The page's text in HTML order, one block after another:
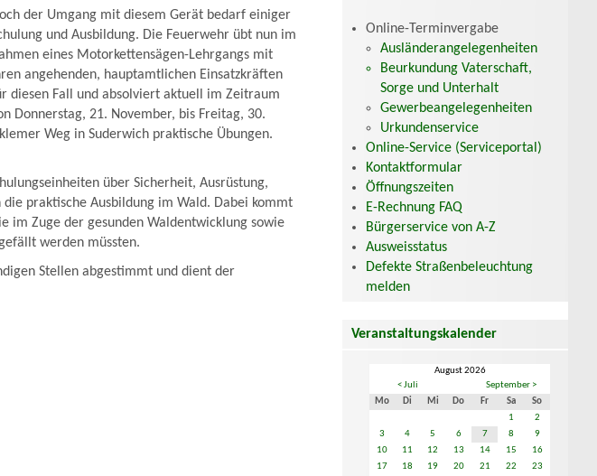
der Umgang mit diesem Gerät bedarf einiger
und Ausbildung. Die Feuerwehr übt nun im
eines Motorkettensägen-Lehrgangs mit
angehenden, hauptamtlichen Einsatzkräften
diesen Fall und absolviert aktuell im Zeitraum
Donnerstag, 21. November, bis Freitag, 30.
Weg in Suderwich praktische Übungen.
über Sicherheit, Ausrüstung,
praktische Ausbildung im Wald. Dabei kommt
im Zuge der gesunden Waldentwicklung sowie
werden müssten.
Stellen abgestimmt und dient der
Online-Terminvergabe
Ausländerangelegenheiten
Beurkundung Vaterschaft,
Sorge und Unterhalt
Gewerbeangelegenheiten
Urkundenservice
Online-Service (Serviceportal)
Kontaktformular
Öffnungszeiten
E-Rechnung FAQ
Bürgerservice von A-Z
Ausweisstatus
Defekte Straßenbeleuchtung
melden
Veranstaltungskalender
August 2026
< Juli
September >
Mo
Di Mi Do Fr Sa
So
1
2
3
4 5 6 7 8
9
10
11 12 13 14 15
16
17
18 19 20 21 22
23